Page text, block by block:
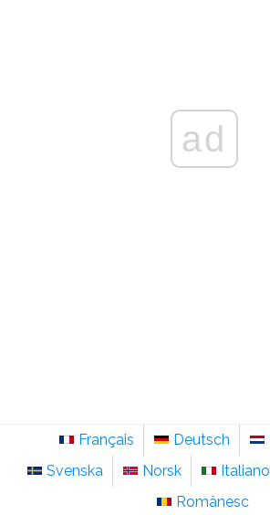
ad
Français Deutsch
Svenska
Norsk Italiano
Românesc